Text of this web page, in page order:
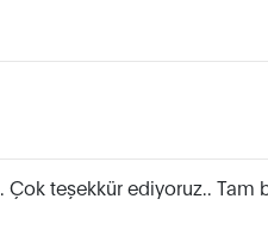
Çok teşekkür ediyoruz.. Tam